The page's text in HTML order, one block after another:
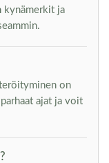
kynämerkit ja
on
ajat ja voit